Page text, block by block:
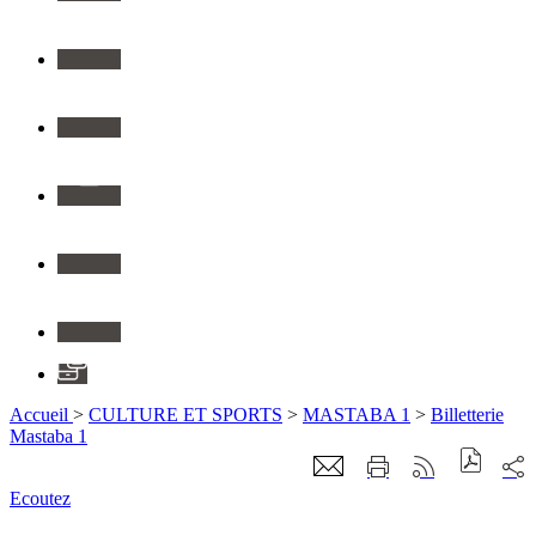
Accueil > CULTURE ET SPORTS > MASTABA 1 > Billetterie
Mastaba 1
Ecoutez